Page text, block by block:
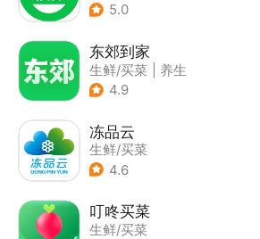
5.0
东郊到家
生鲜/买菜
养生
4.9
冻品云
生鲜/买菜
4.6
叮咚买菜
生鲜/买菜